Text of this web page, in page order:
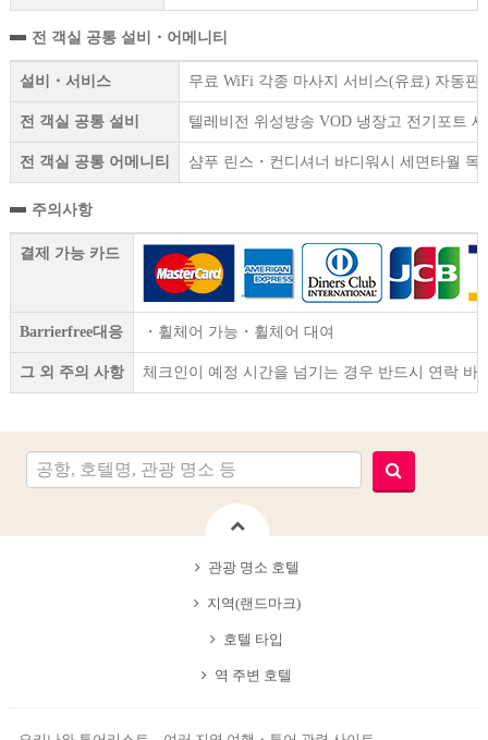
전 객실 공통 설비・어메니티
설비・서비스 무료 WiFi 각종 마사지 서비스(유료) 자동
전 객실 공통 설비 텔레비전 위성방송 VOD 냉장고 전기포트
전 객실 공통 어메니티 샴푸 린스・컨디셔너 바디워시 세면타월
주의사항
결제 가능 카드
Barrierfree대응 ・휠체어 가능・휠체어 대여
그 외 주의 사항 체크인이 예정 시간을 넘기는 경우 반드시 연락 바
관광 명소 호텔
지역(랜드마크)
호텔 타입
역 주변 호텔